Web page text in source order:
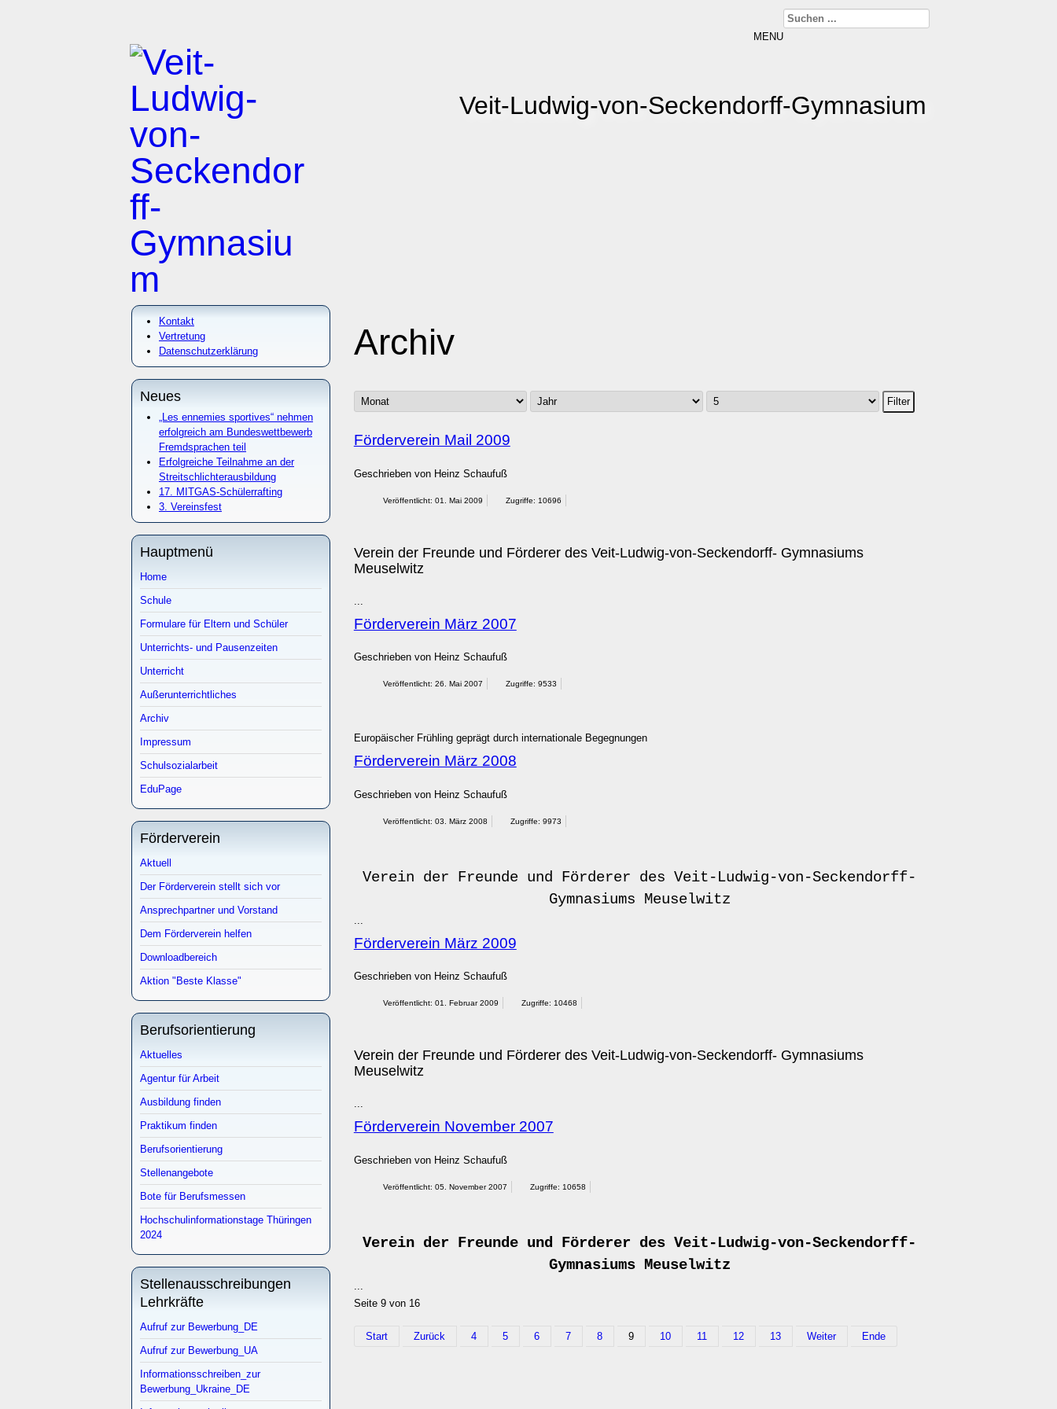
Veit-Ludwig-von-Seckendorff-Gymnasium
MENU
Kontakt
Vertretung
Datenschutzerklärung
Neues
„Les ennemies sportives“ nehmen
erfolgreich am Bundeswettbewerb
Fremdsprachen teil
Erfolgreiche Teilnahme an der
Streitschlichterausbildung
17. MITGAS-Schülerrafting
3. Vereinsfest
Hauptmenü
Home
Schule
Formulare für Eltern und Schüler
Unterrichts- und Pausenzeiten
Unterricht
Außerunterrichtliches
Archiv
Impressum
Schulsozialarbeit
EduPage
Förderverein
Aktuell
Der Förderverein stellt sich vor
Ansprechpartner und Vorstand
Dem Förderverein helfen
Downloadbereich
Aktion "Beste Klasse"
Berufsorientierung
Aktuelles
Agentur für Arbeit
Ausbildung finden
Praktikum finden
Berufsorientierung
Stellenangebote
Bote für Berufsmessen
Hochschulinformationstage Thüringen
2024
Stellenausschreibungen
Lehrkräfte
Aufruf zur Bewerbung_DE
Aufruf zur Bewerbung_UA
Informationsschreiben_zur
Bewerbung_Ukraine_DE
Archiv
Filter
Förderverein Mail 2009
Geschrieben von Heinz Schaufuß
Veröffentlicht: 01. Mai 2009 Zugriffe: 10696
Verein der Freunde und Förderer des Veit-Ludwig-von-Seckendorff- Gymnasiums
Meuselwitz
Förderverein März 2007
Geschrieben von Heinz Schaufuß
Veröffentlicht: 26. Mai 2007 Zugriffe: 9533
Europäischer Frühling geprägt durch internationale Begegnungen
Förderverein März 2008
Geschrieben von Heinz Schaufuß
Veröffentlicht: 03. März 2008 Zugriffe: 9973
Verein der Freunde und Förderer des Veit-Ludwig-von-Seckendorff-
Gymnasiums Meuselwitz
Förderverein März 2009
Geschrieben von Heinz Schaufuß
Veröffentlicht: 01. Februar 2009 Zugriffe: 10468
Verein der Freunde und Förderer des Veit-Ludwig-von-Seckendorff- Gymnasiums
Meuselwitz
...
Förderverein November 2007
Geschrieben von Heinz Schaufuß
Veröffentlicht: 05. November 2007 Zugriffe: 10658
Verein der Freunde und Förderer des Veit-Ludwig-von-Seckendorff-
Gymnasiums Meuselwitz
Seite 9 von 16
Start Zurück 4 5 6 7 8 9 10 11 12 13 Weiter Ende